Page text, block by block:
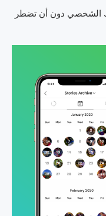
الشخصي دون أن تضطر